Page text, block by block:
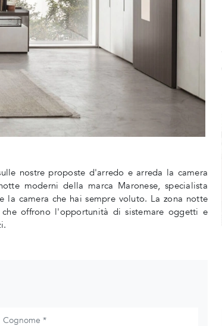
nostre proposte d'arredo e arreda la camera
moderni della marca Maronese, specialista
la camera che hai sempre voluto. La zona notte
offrono l'opportunità di sistemare oggetti e